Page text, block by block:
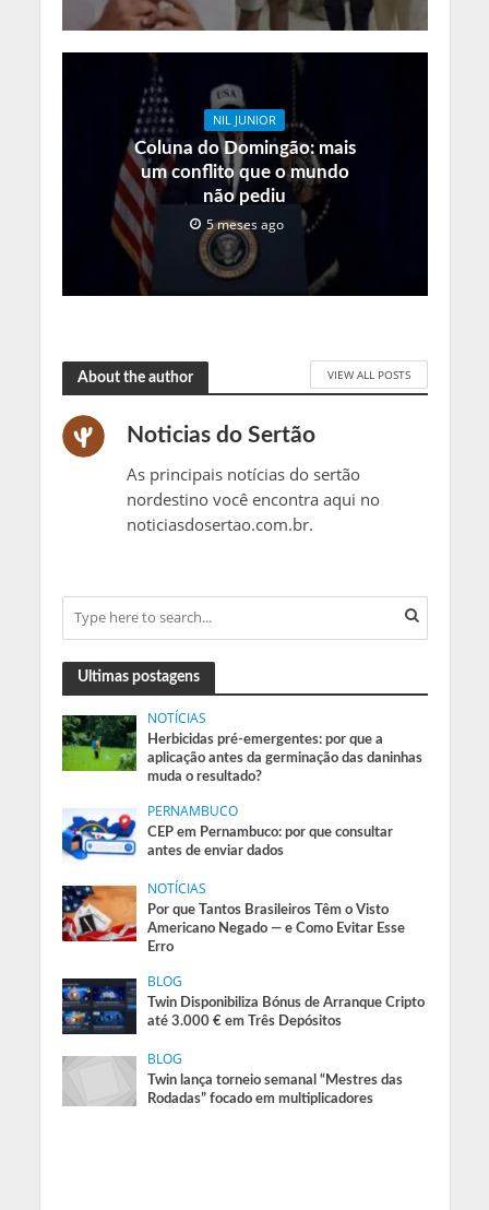
NIL JUNIOR
Coluna do Domingão: mais
um conflito que o mundo
não pediu
5 meses ago
About the author VIEW ALL POSTS
Noticias do Sertão
As principais notícias do sertão
nordestino você encontra aqui no
noticiasdosertao.com.br.
Ultimas postagens
NOTÍCIAS
Herbicidas pré-emergentes: por que a
aplicação antes da germinação das daninhas
muda o resultado?
PERNAMBUCO
CEP em Pernambuco: por que consultar
antes de enviar dados
NOTÍCIAS
Por que Tantos Brasileiros Têm o Visto
Americano Negado — e Como Evitar Esse
Erro
BLOG
Twin Disponibiliza Bónus de Arranque Cripto
até 3.000 € em Três Depósitos
BLOG
Twin lança torneio semanal “Mestres das
Rodadas” focado em multiplicadores